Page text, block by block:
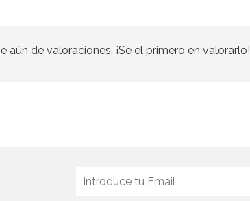
aún de valoraciones. ¡Se el primero en valorarlo!